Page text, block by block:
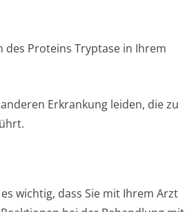
des Proteins Tryptase in Ihrem
Erkrankung leiden, die zu
wichtig, dass Sie mit Ihrem Arzt